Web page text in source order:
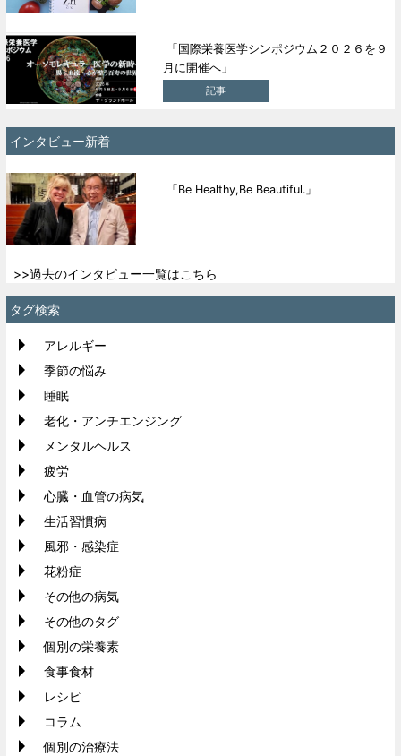
「国際栄養医学シンポジウム２０２６を９
月に開催へ」
記事
インタビュー新着
「Be Healthy,Be Beautiful.」
>>過去のインタビュー一覧はこちら
タグ検索
アレルギー
季節の悩み
睡眠
老化・アンチエンジング
メンタルヘルス
疲労
心臓・血管の病気
生活習慣病
風邪・感染症
花粉症
その他の病気
その他のタグ
個別の栄養素
食事食材
レシピ
コラム
個別の治療法